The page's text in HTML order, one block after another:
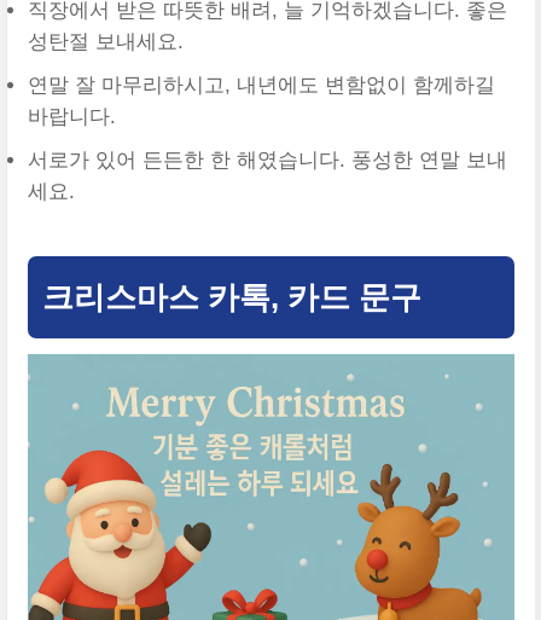
직장에서 받은 따뜻한 배려, 늘 기억하겠습니다. 좋은
성탄절 보내세요.
연말 잘 마무리하시고, 내년에도 변함없이 함께하길
바랍니다.
서로가 있어 든든한 한 해였습니다. 풍성한 연말 보내
세요.
크리스마스 카톡, 카드 문구